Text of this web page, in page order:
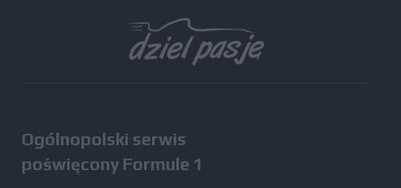
Ogólnopolski serwis
poświęcony Formule 1